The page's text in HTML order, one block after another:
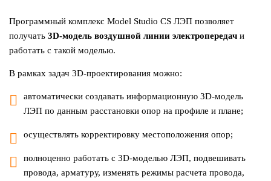
Программный комплекс Model Studio CS ЛЭП позволяет
получать 3D-модель воздушной линии электропередач и
работать с такой моделью.
В рамках задач 3D-проектирования можно:
автоматически создавать информационную 3D-модель
ЛЭП по данным расстановки опор на профиле и плане;
осуществлять корректировку местоположения опор;
полноценно работать с 3D-моделью ЛЭП, подвешивать
провода, арматуру, изменять режимы расчета провода,